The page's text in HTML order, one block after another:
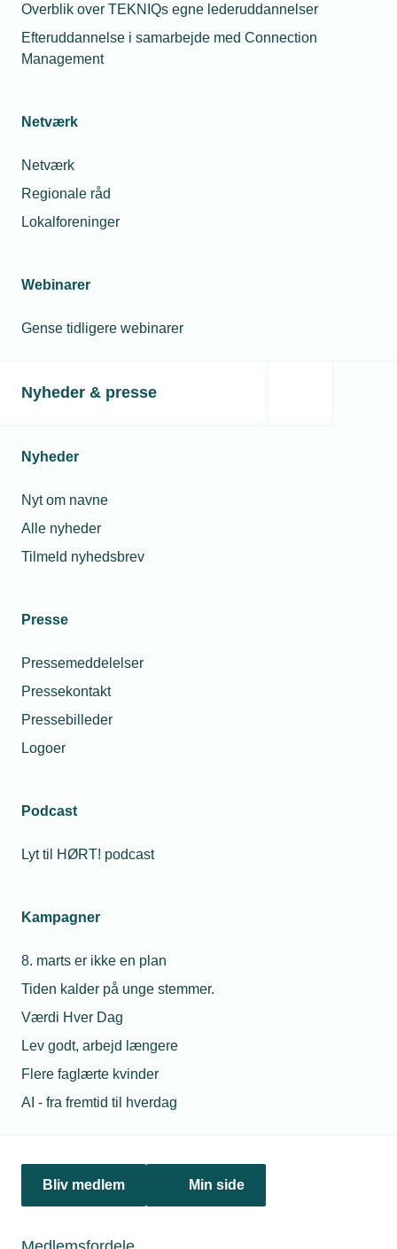
Overblik over TEKNIQs egne lederuddannelser
Efteruddannelse i samarbejde med Connection
Management
Netværk
Netværk
Regionale råd
Lokalforeninger
Webinarer
Gense tidligere webinarer
Nyheder & presse
Nyheder
Nyt om navne
Alle nyheder
Tilmeld nyhedsbrev
Presse
Pressemeddelelser
Pressekontakt
Pressebilleder
Logoer
Podcast
Lyt til HØRT! podcast
Kampagner
8. marts er ikke en plan
Tiden kalder på unge stemmer.
Værdi Hver Dag
Lev godt, arbejd længere
Flere faglærte kvinder
AI - fra fremtid til hverdag
Bliv medlem Min side
Ønsker du at blive erhvervsmedlem?
Bliv medlem på linket nedenfor eller kontakt os og få
en snak om mulighederne for din virksomhed.
Bliv erhvervsmedlem
Politik & analyse
jura@tekniq.dk
tekniq@tekniq.dk